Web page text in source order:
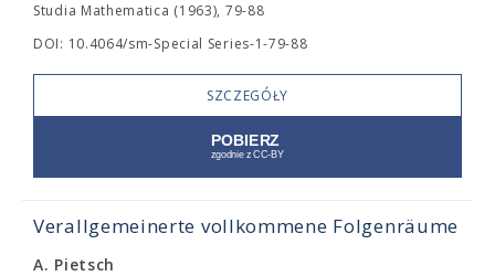
Studia Mathematica (1963), 79-88
DOI: 10.4064/sm-Special Series-1-79-88
SZCZEGÓŁY
Verallgemeinerte vollkommene Folgenräume
A. Pietsch